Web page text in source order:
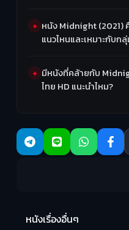
หนัง Midnight (2021)
แนวไหนและเหมาะกับก
มีหนังที่คล้ายกับ
ไทย HD แนะนำไหม?
หนังเรื่องอื่นๆ